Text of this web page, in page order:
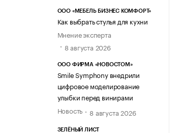
ООО «МЕБЕЛЬ БИЗНЕС КОМФОРТ»
Как выбрать стулья для кухни
Мнение эксперта
8 августа 2026
ООО ФИРМА «НОВОСТОМ»
Smile Symphony внедрили
цифровое моделирование
улыбки перед винирами
Новость
8 августа 2026
ЗЕЛЁНЫЙ ЛИСТ